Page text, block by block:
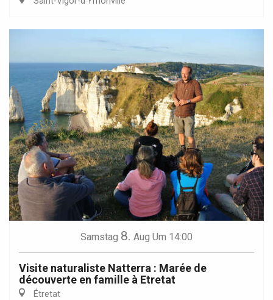
Samstag 8. Aug Um 14:00
Visite naturaliste Natterra : Marée de
découverte en famille à Etretat
Étretat